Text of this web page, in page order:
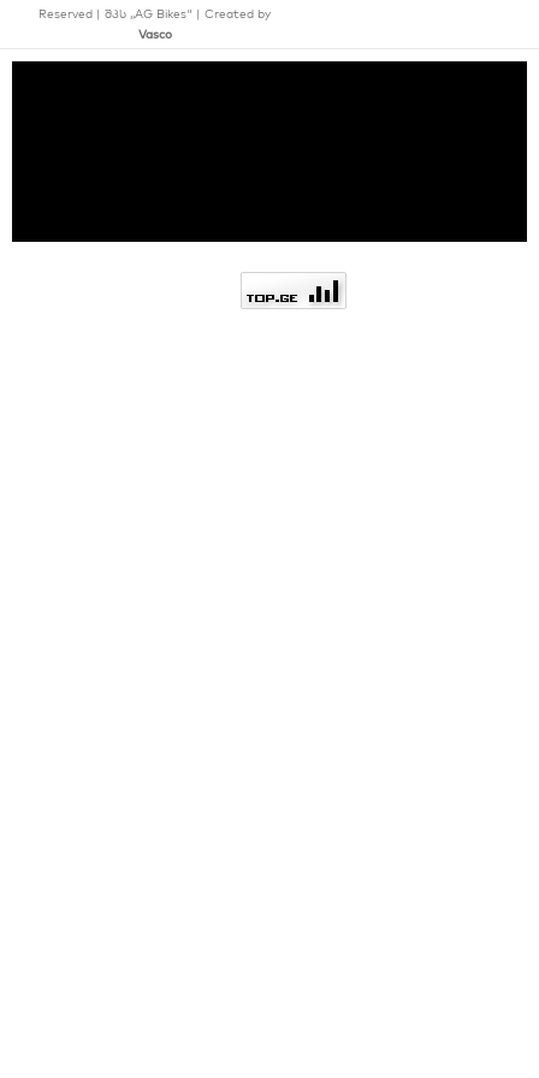
Reserved | შპს ,,AG Bikes" | Created by
Vasco